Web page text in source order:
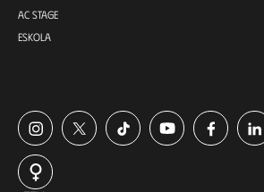
AC STAGE
ESKOLA